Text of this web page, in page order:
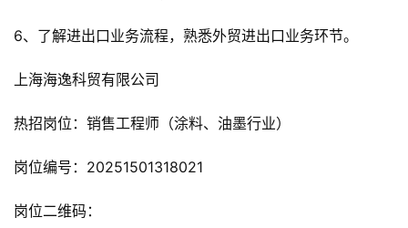
6、了解进出口业务流程，熟悉外贸进出口业务环节。
上海海逸科贸有限公司
热招岗位：销售工程师（涂料、油墨行业）
岗位编号：20251501318021
岗位二维码：